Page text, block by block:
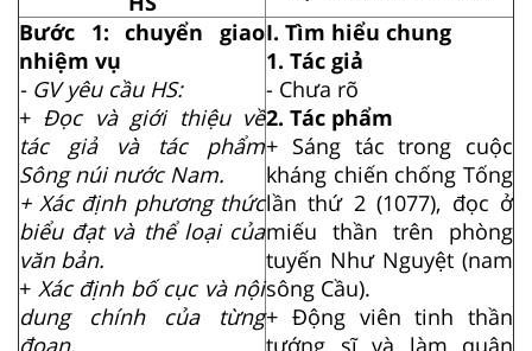
Bước 1: chuyển giao
nhiệm vụ
- GV yêu cầu HS:
+ Đọc và giới thiệu về
tác giả và tác phẩm
Sông núi nước Nam.
+ Xác định phương thức
biểu đạt và thể loại của
văn bản.
+ Xác định bố cục và nội
dung chính của từng
đoạn.
I. Tìm hiểu chung
1. Tác giả
- Chưa rõ
2. Tác phẩm
+ Sáng tác trong cuộc
kháng chiến chống Tống
lần thứ 2 (1077), đọc ở
miếu thần trên phòng
tuyến Như Nguyệt (nam
sông Cầu).
+ Động viên tinh thần
tướng sĩ và làm quân